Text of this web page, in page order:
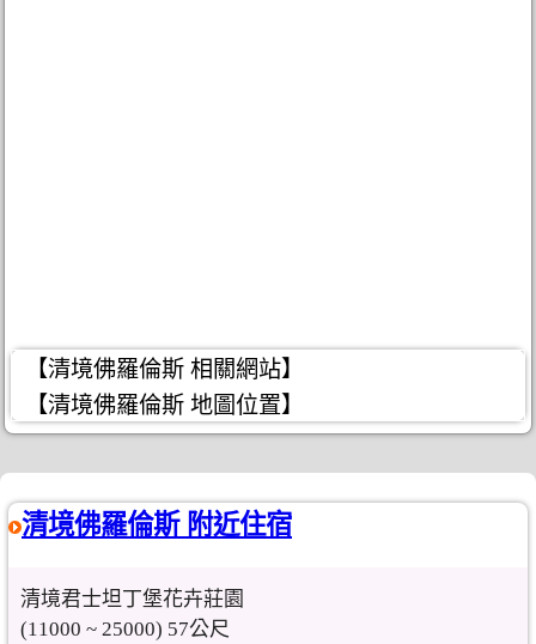
【清境佛羅倫斯 相關網站】
【清境佛羅倫斯 地圖位置】
清境佛羅倫斯 附近住宿
清境君士坦丁堡花卉莊園
(11000 ~ 25000) 57公尺